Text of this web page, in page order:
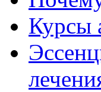
Курсы